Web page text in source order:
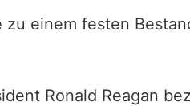
einem festen
Ronald Reagan